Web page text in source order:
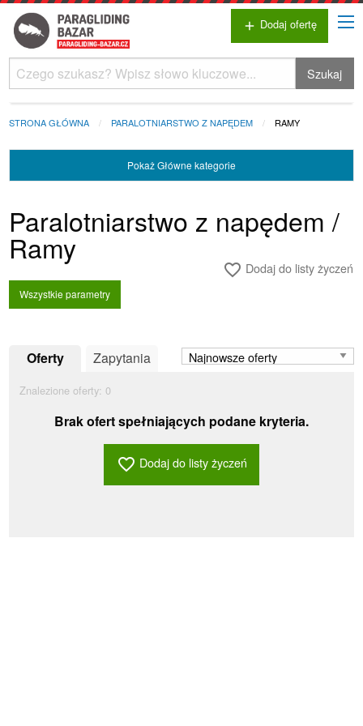
add Dodaj ofertę
Szukaj
STRONA GŁÓWNA PARALOTNIARSTWO Z NAPĘDEM RAMY
PokażGłówne kategorie
Paralotniarstwo z napędem /
Ramy
favorite_border Dodaj do listy życzeń
Wszystkie parametry
Oferty Zapytania
Znalezione oferty: 0
Brak ofert spełniających podane kryteria.
favorite_border Dodaj do listy życzeń